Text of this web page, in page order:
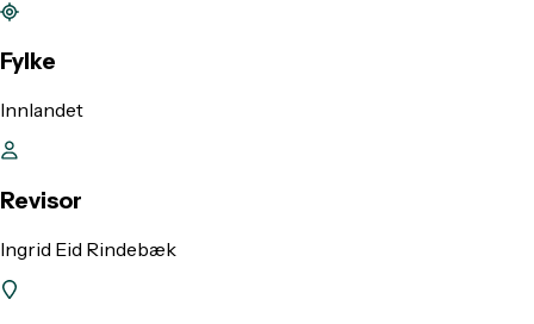
Fylke
Innlandet
Revisor
Ingrid Eid Rindebæk